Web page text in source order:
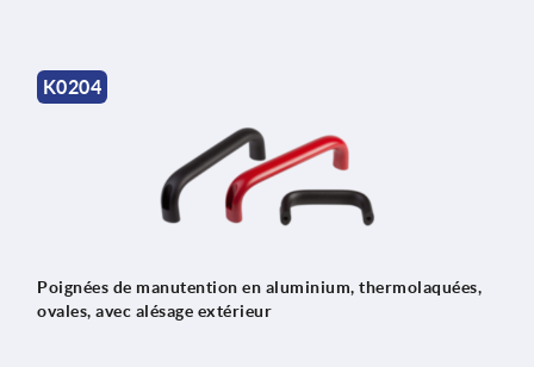
K0204
Poignées de manutention en aluminium, thermolaquées,
ovales, avec alésage extérieur